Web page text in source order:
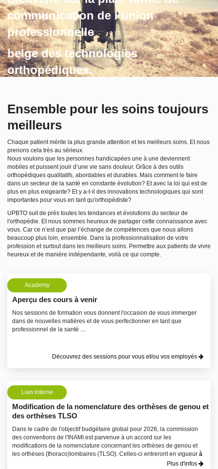
communication de l’union
professionnelle
belge des technologies
orthopédiques.
Ensemble pour les soins toujours
meilleurs
Chaque patient mérite la plus grande attention et les meilleurs soins. Et nous
prenons cela très au sérieux.
Nous voulons que les personnes handicapées une à une deviennent
mobiles et puissent jouir d’une vie sans douleur. Grâce à des outils
orthopédiques qualitatifs, abordables et durables. Mais comment le faire
dans un secteur de la santé en constante évolution? Et avec la loi qui est de
plus en plus exigeante? Et y a-t-il des innovations technologiques qui sont
importantes pour vous en tant qu'orthopédiste?
UPBTO suit de près toutes les tendances et évolutions du secteur de
l'orthopédie. Et nous sommes heureux de partager cette connaissance avec
vous. Car ce n’est que par l’échange de compétences que nous allons
beaucoup plus loin, ensemble. Dans la professionnalisation de votre
profession et surtout dans les meilleurs soins. Permettre aux patients de vivre
heureux et de manière indépendante, voilà ce qui compte.
Academy
Aperçu des cours à venir
Nos sessions de formation vous donnent l'occasion de vous immerger
dans de nouvelles matières et de vous perfectionner en tant que
professionnel de la santé ....
Découvrez des sessions pour vous et/ou vos employés
Lien interne
Modification de la nomenclature des orthèses de genou et
des orthèses TLSO
Dans le cadre de l'objectif budgétaire global pour 2026, la commission
des conventions de l'INAMI est parvenue à un accord sur les
modifications de la nomenclature concernant les orthèses de genou et
les orthèses (thoraco)lombaires (TLSO). Celles-ci entreront en vigueur à
Plus d'infos